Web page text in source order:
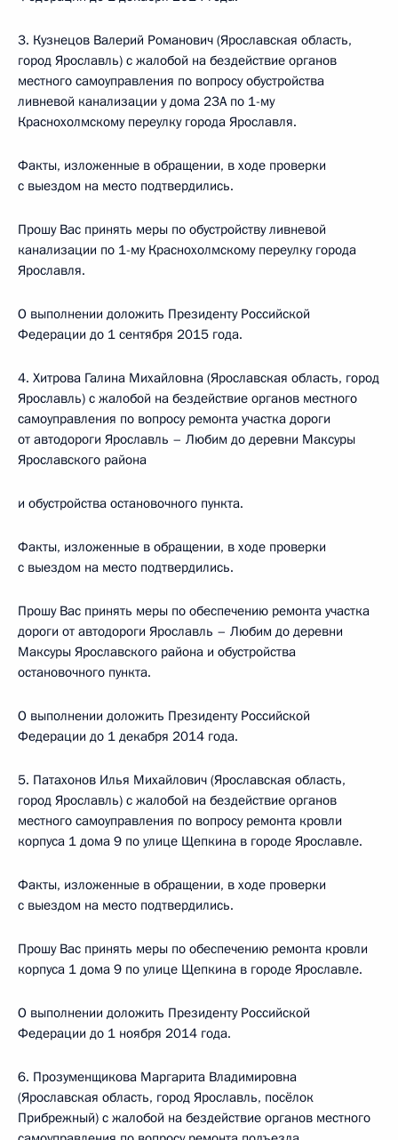
3. Кузнецов Валерий Романович (Ярославская область,
город Ярославль) с жалобой на бездействие органов
местного самоуправления по вопросу обустройства
ливневой канализации у дома 23А по 1-му
Краснохолмскому переулку города Ярославля.
Факты, изложенные в обращении, в ходе проверки
с выездом на место подтвердились.
Прошу Вас принять меры по обустройству ливневой
канализации по 1-му Краснохолмскому переулку города
Ярославля.
О выполнении доложить Президенту Российской
Федерации до 1 сентября 2015 года.
4. Хитрова Галина Михайловна (Ярославская область, город
Ярославль) с жалобой на бездействие органов местного
самоуправления по вопросу ремонта участка дороги
от автодороги Ярославль – Любим до деревни Максуры
Ярославского района
и обустройства остановочного пункта.
Факты, изложенные в обращении, в ходе проверки
с выездом на место подтвердились.
Прошу Вас принять меры по обеспечению ремонта участка
дороги от автодороги Ярославль – Любим до деревни
Максуры Ярославского района и обустройства
остановочного пункта.
О выполнении доложить Президенту Российской
Федерации до 1 декабря 2014 года.
5. Патахонов Илья Михайлович (Ярославская область,
город Ярославль) с жалобой на бездействие органов
местного самоуправления по вопросу ремонта кровли
корпуса 1 дома 9 по улице Щепкина в городе Ярославле.
Факты, изложенные в обращении, в ходе проверки
с выездом на место подтвердились.
Прошу Вас принять меры по обеспечению ремонта кровли
корпуса 1 дома 9 по улице Щепкина в городе Ярославле.
О выполнении доложить Президенту Российской
Федерации до 1 ноября 2014 года.
6. Прозуменщикова Маргарита Владимировна
(Ярославская область, город Ярославль, посёлок
Прибрежный) с жалобой на бездействие органов местного